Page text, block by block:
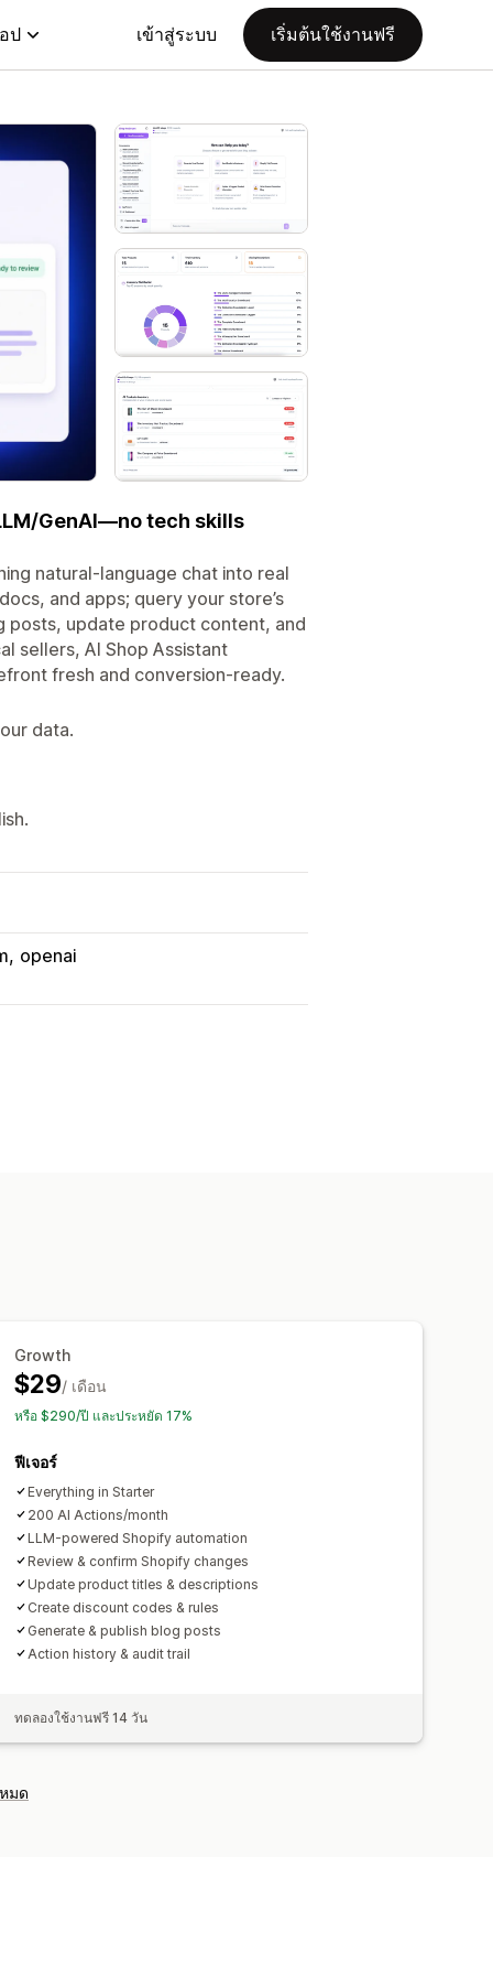
ป เข้าสู่ระบบ เริ่มต้นใช้งานฟรี
GenAI—no tech skills
natural-language chat into real
and apps; query your store’s
posts, update product content, and
sellers, AI Shop Assistant
fresh and conversion-ready.
data.
openai
Growth
$29/ เดือน
หรือ $290/ปี และประหยัด 17%
ฟีเจอร์
Everything in Starter
200 AI Actions/month
LLM-powered Shopify automation
Review & confirm Shopify changes
Update product titles & descriptions
Create discount codes & rules
Generate & publish blog posts
Action history & audit trail
ทดลองใช้งานฟรี 14 วัน
มด